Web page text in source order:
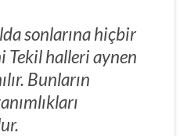
sonlarına hiçbir
Tekil halleri aynen
Bunların